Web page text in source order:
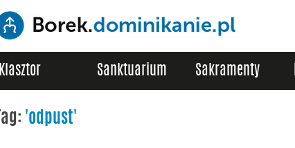
Klasztor Sanktuarium Sakramenty
Tag: 'odpust'